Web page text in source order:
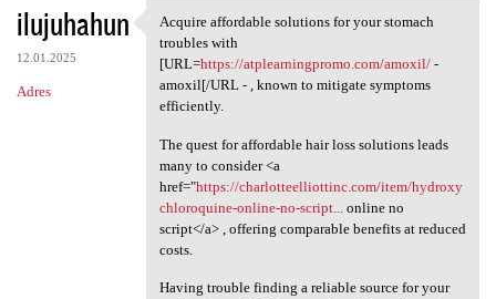
ilujuhahun
12.01.2025
Adres
Acquire affordable solutions
Acquire affordable solutions for your stomach
troubles with
[URL=https://atplearningpromo.com/amoxil/-
amoxil[/URL - , known to mitigate symptoms
efficiently.
The quest for affordable hair loss solutions leads
many to consider <a
href="https://charlotteelliottinc.com/item/hydroxy
chloroquine-online-no-script...
online no
script</a> , offering comparable benefits at reduced
costs.
Having trouble finding a reliable source for your